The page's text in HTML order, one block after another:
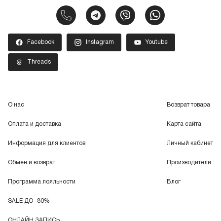
Facebook Instagram Youtube
Threads
О нас
Оплата и доставка
Информация для клиентов
Обмен и возврат
Программа лояльности
SALE ДО -80%
Возврат товара
Карта сайта
Личный кабинет
Производители
Блог